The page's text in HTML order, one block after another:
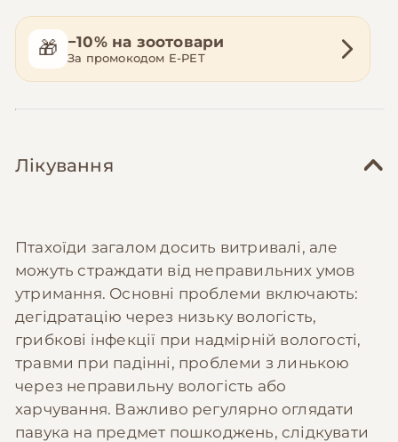
🎁 −10% на зоотовари
За промокодом E-PET
Лікування
Птахоїди загалом досить витривалі, але
можуть страждати від неправильних умов
утримання. Основні проблеми включають:
дегідратацію через низьку вологість,
грибкові інфекції при надмірній вологості,
травми при падінні, проблеми з линькою
через неправильну вологість або
харчування. Важливо регулярно оглядати
павука на предмет пошкоджень, слідкувати